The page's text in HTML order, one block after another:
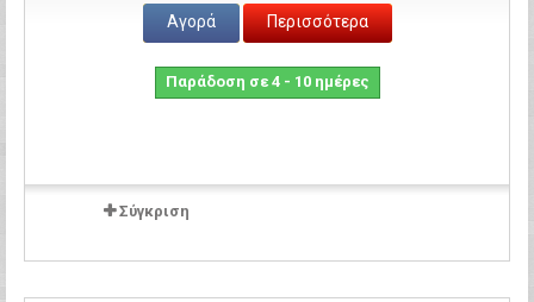
Αγορά Περισσότερα
Παράδοση σε 4 - 10 ημέρες
Σύγκριση